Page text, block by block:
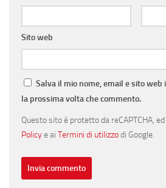
Sito web
Salva il mio nome, email e sito
la prossima volta che commento.
Questo sito è protetto da reCAPTCHA,
Policye ai Termini di utilizzodi Google.